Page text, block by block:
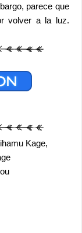
parece que
volver a la luz.
Kage,